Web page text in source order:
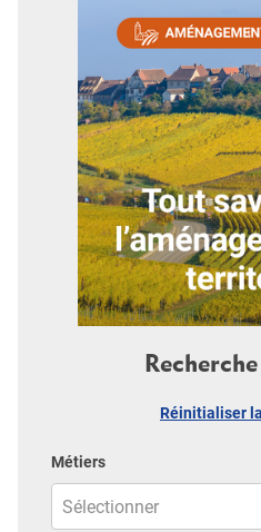
Réinitialiser
Métiers